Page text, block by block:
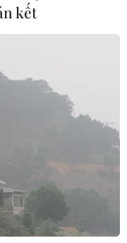
Vietnam+)
kết